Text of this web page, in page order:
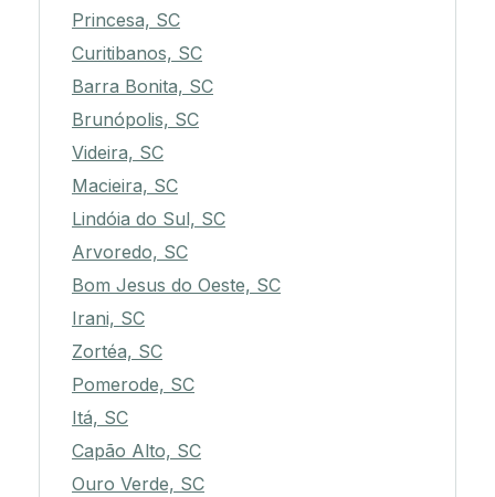
Princesa, SC
Curitibanos, SC
Barra Bonita, SC
Brunópolis, SC
Videira, SC
Macieira, SC
Lindóia do Sul, SC
Arvoredo, SC
Bom Jesus do Oeste, SC
Irani, SC
Zortéa, SC
Pomerode, SC
Itá, SC
Capão Alto, SC
Ouro Verde, SC